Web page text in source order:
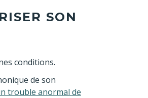
SON
conditions.
de son
trouble anormal de